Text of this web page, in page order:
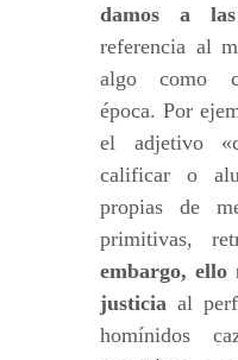
damos a
referencia al
algo como
época. Por
el adjetivo
calificar o
propias de
primitivas,
embargo, ello
justicia al
homínidos